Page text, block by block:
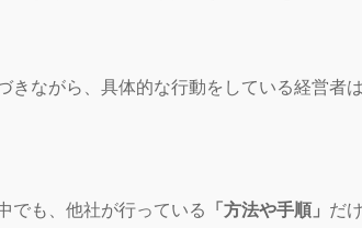
きながら、具体的な行動をしている経営者
でも、他社が行っている 「方法や手順」 だ